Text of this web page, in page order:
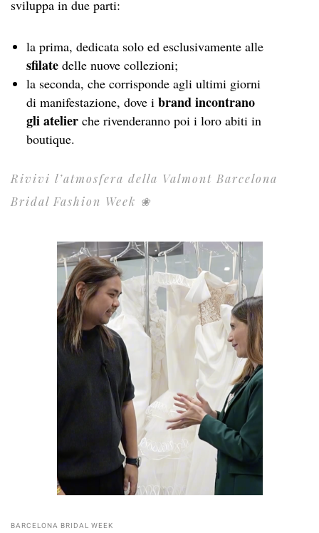
sviluppa in due parti:
la prima, dedicata solo ed esclusivamente alle
sfilatedelle nuove collezioni;
la seconda, che corrisponde agli ultimi giorni
di manifestazione, dove i brand incontrano
gli atelierche rivenderanno poi i loro abiti in
boutique.
Rivivi l’atmosfera della Valmont Barcelona
Bridal Fashion Week ❀
BARCELONA BRIDAL WEEK